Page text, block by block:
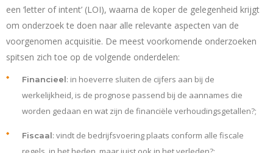
een ‘letter of intent’ (LOI), waarna de koper de gelegenheid krijgt
om onderzoek te doen naar alle relevante aspecten van de
voorgenomen acquisitie. De meest voorkomende onderzoeken
spitsen zich toe op de volgende onderdelen:
Financieel: in hoeverre sluiten de cijfers aan bij de
werkelijkheid, is de prognose passend bij de aannames die
worden gedaan en wat zijn de financiële verhoudingsgetallen?;
Fiscaal: vindt de bedrijfsvoering plaats conform alle fiscale